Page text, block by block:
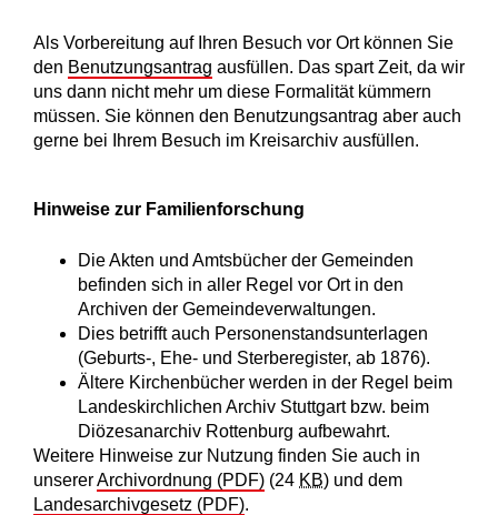
Als Vorbereitung auf Ihren Besuch vor Ort können Sie
den Benutzungsantrag ausfüllen. Das spart Zeit, da wir
uns dann nicht mehr um diese Formalität kümmern
müssen. Sie können den Benutzungsantrag aber auch
gerne bei Ihrem Besuch im Kreisarchiv ausfüllen.
Hinweise zur Familienforschung
Die Akten und Amtsbücher der Gemeinden
befinden sich in aller Regel vor Ort in den
Archiven der Gemeindeverwaltungen.
Dies betrifft auch Personenstandsunterlagen
(Geburts-, Ehe- und Sterberegister, ab 1876).
Ältere Kirchenbücher werden in der Regel beim
Landeskirchlichen Archiv Stuttgart bzw. beim
Diözesanarchiv Rottenburg aufbewahrt.
Weitere Hinweise zur Nutzung finden Sie auch in
unsererArchivordnung (PDF) (24 KB) und dem
Landesarchivgesetz (PDF).